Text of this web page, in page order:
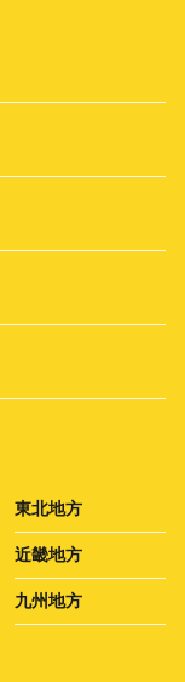
東北地方
近畿地方
九州地方